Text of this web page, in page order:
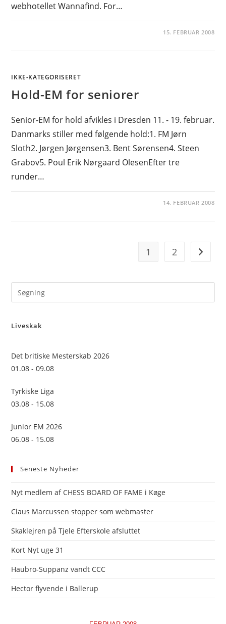
webhotellet Wannafind. For…
15. FEBRUAR 2008
IKKE-KATEGORISERET
Hold-EM for seniorer
Senior-EM for hold afvikles i Dresden 11. - 19. februar.
Danmarks stiller med følgende hold:1. FM Jørn
Sloth2. Jørgen Jørgensen3. Bent Sørensen4. Steen
Grabov5. Poul Erik Nørgaard OlesenEfter tre
runder…
14. FEBRUAR 2008
1 2 Go to
Liveskak
Det britiske Mesterskab 2026
01.08 - 09.08
Tyrkiske Liga
03.08 - 15.08
Junior EM 2026
06.08 - 15.08
Seneste Nyheder
Nyt medlem af CHESS BOARD OF FAME i Køge
Claus Marcussen stopper som webmaster
Skaklejren på Tjele Efterskole afsluttet
Kort Nyt uge 31
Haubro-Suppanz vandt CCC
Hector flyvende i Ballerup